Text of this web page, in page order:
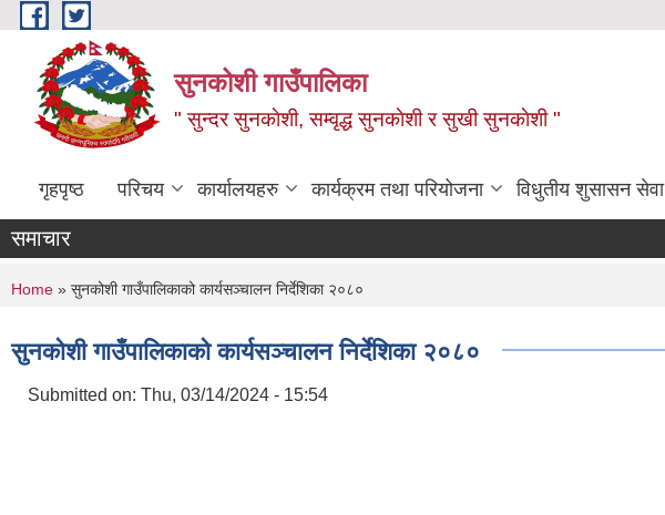
Skip to main content
सुनकोशी गाउँपालिका
" सुन्दर सुनकाेशी, सम्वृद्ध सुनकाेशी र सुखी सुनकाेशी "
गृहपृष्ठ परिचय कार्यालयहरु कार्यक्रम तथा परियोजना विधुतीय शुसासन सेवा
समाचार
You are here
Home » सुनकोशी गाउँपालिकाको कार्यसञ्चालन निर्देशिका २०८०
सुनकोशी गाउँपालिकाको कार्यसञ्चालन निर्देशिका २०८०
Submitted on: Thu, 03/14/2024 - 15:54